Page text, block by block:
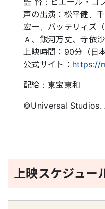
声の出演：松平健、
宏一、バッテリィズ
Ａ、銀河万丈、寺依
上映時間：90分（日
公式サイト： https://
配給：東宝東和
©Universal Studios.
上映スケジュ